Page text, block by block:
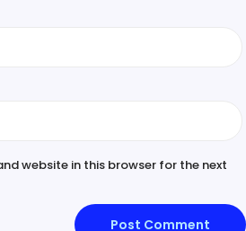
website in this browser for the next